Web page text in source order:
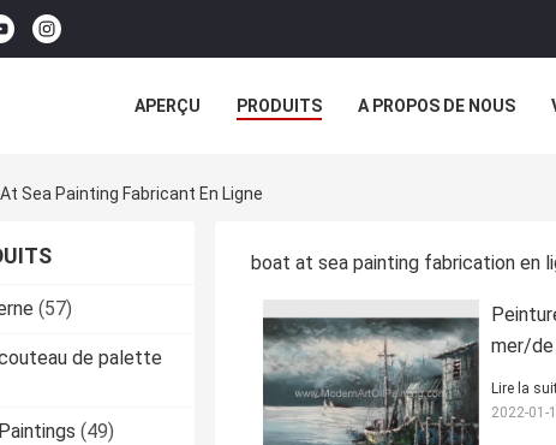
APERÇU PRODUITS A PROPOS DE NOUS
Sea Painting Fabricant En Ligne
(57)
de palette
(49)
boat at sea painting fabrication en
mer/de
Lire la
2022-01-